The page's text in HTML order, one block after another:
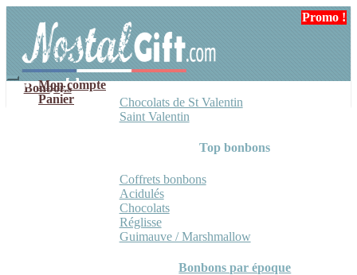
navigation
contenu
Mon compte
Panier
Bonbons
Chocolats de St Valentin
Saint Valentin
Top bonbons
Coffrets bonbons
Acidulés
Chocolats
Réglisse
Guimauve / Marshmallow
Bonbons par époque
Promo !